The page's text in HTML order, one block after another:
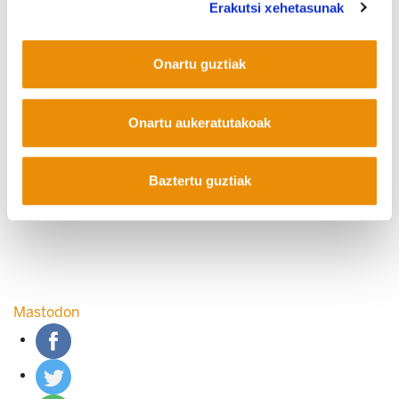
Erakutsi xehetasunak
Onartu guztiak
Onartu aukeratutakoak
Baztertu guztiak
INFORMAZIO KANALA
WEB MAPA
IRISGARRITASUNA KONTAKTUA
Manu Robles-Arangiz Institutua Fundazioa
Barrainkua 13 - 48009 Bilbo -
Telf. +34 94 403 77 99
Telf. +33 (0) 559 25 65 52
Mastodon